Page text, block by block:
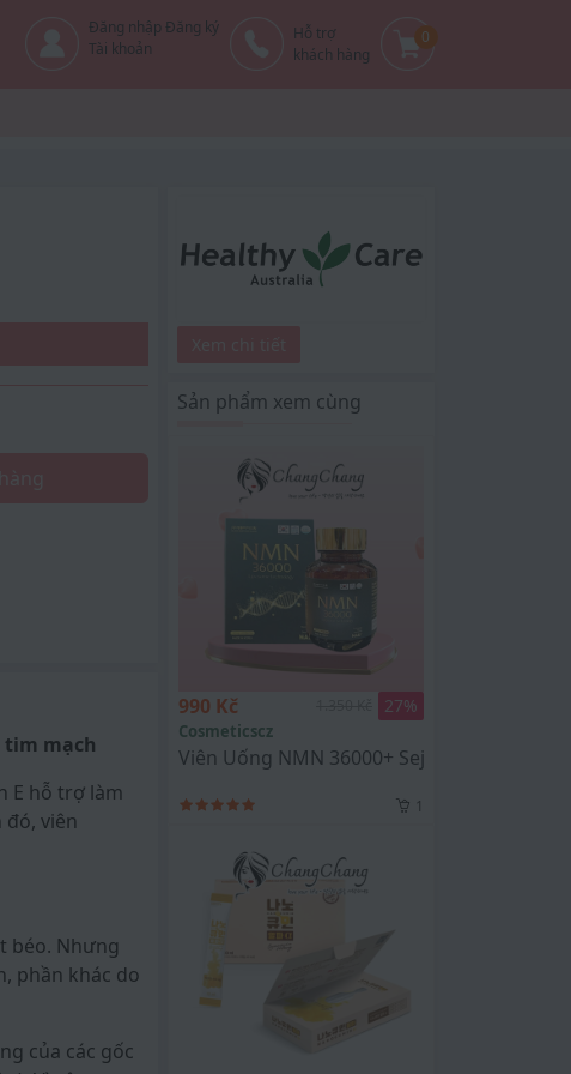
Đăng nhập Đăng ký
Tài khoản
Hỗ trợ
khách hàng
0
tim mạch
E hỗ trợ làm
viên
béo. Nhưng
phần khác do
của các gốc
Sản phẩm xem cùng
990 Kč 27%
Cosmeticscz
Viên Uống NMN 36000+ Sejong GC Hàn
1